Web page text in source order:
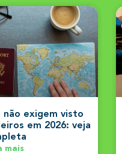
não exigem visto
em 2026: veja
mais